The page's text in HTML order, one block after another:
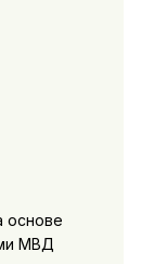
основе
МВД